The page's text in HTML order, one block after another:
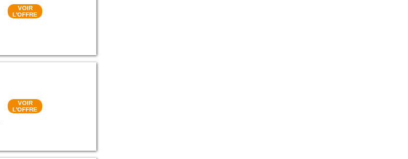
VOIR
L'OFFRE
VOIR
L'OFFRE